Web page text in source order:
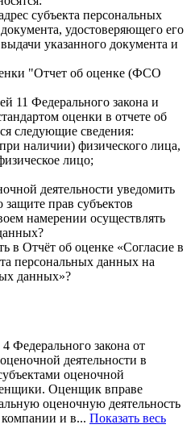
субъекта персональных
удостоверяющего его
указанного документа и
"Отчет об оценке (ФСО
11 Федерального закона и
оценки в отчете об
следующие сведения:
наличии) физического лица,
лицо;
деятельности уведомить
прав субъектов
намерении осуществлять
в Отчёт об оценке «Согласие в
персональных данных на
данных»?
Федерального закона от
деятельности в
оценочной
Оценщик вправе
оценочную деятельность
компании и в... Показать весь